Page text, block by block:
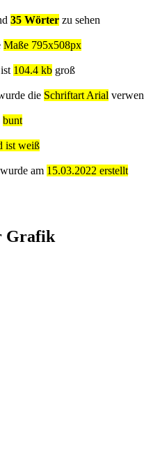
35 Wörter zu sehen
Maße 795x508px
104.4 kb groß
die Schriftart Arial
bunt
ist weiß
am 15.03.2022 erstellt
Grafik